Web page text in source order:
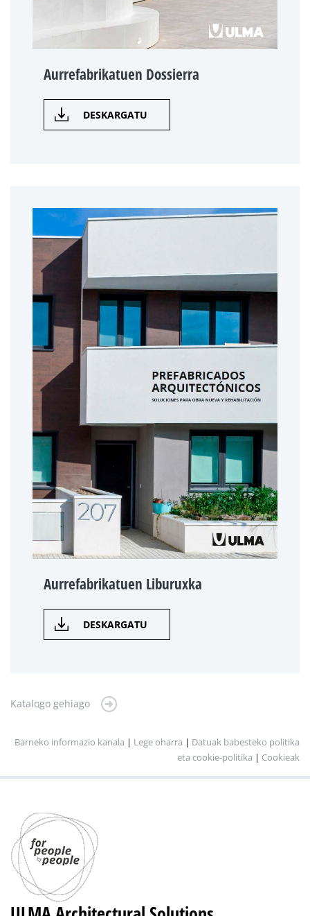
Aurrefabrikatuen Dossierra
DESKARGATU
Aurrefabrikatuen Liburuxka
DESKARGATU
Katalogo gehiago
Barneko informazio kanala | Lege oharra | Datuak babesteko politika
eta cookie-politika | Cookieak